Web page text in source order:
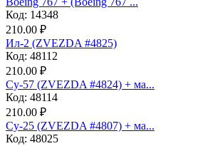
Код: 14348
210.00 ₽
Ил-2 (ZVEZDA #4825)
Код: 48112
210.00 ₽
Су-57 (ZVEZDA #4824) + ма...
Код: 48114
210.00 ₽
Су-25 (ZVEZDA #4807) + ма...
Код: 48025